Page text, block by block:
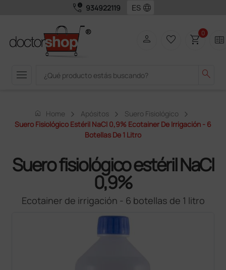
call_quality 934922119 language
menu search
person favorite_border shopping_cart0 two_pager
home Home Apósitos
Suero Fisiológico
Suero Fisiológico Estéril NaCl 0,9% Ecotainer De Irrigación - 6
Botellas De 1 Litro
Suero fisiológico estéril NaCl
0,9%
Ecotainer de irrigación - 6 botellas de 1 litro